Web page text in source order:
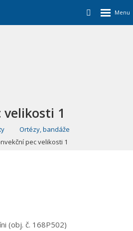
velikosti 1
Ortézy, bandáže
pec velikosti 1
(obj. č. 168P502)